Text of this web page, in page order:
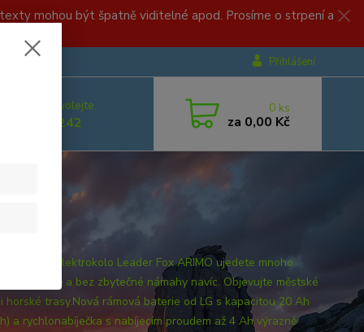
mohou být špatně viditelné apod. Prosíme o strpení a
Přihlášení
rady? Zavolejte.
892 242
0 ks
za 0,00 Kč
horské elektrokolo Leader Fox ARIMO ujedete mnoho
v pohodě a bez zbytečné námahy navíc. Objevujte městské
horské trasy.Nová rámová baterie od LG s kapacitou 20 Ah
a rychlonabíječka s nabíjecím proudem až 4 Ah výrazně